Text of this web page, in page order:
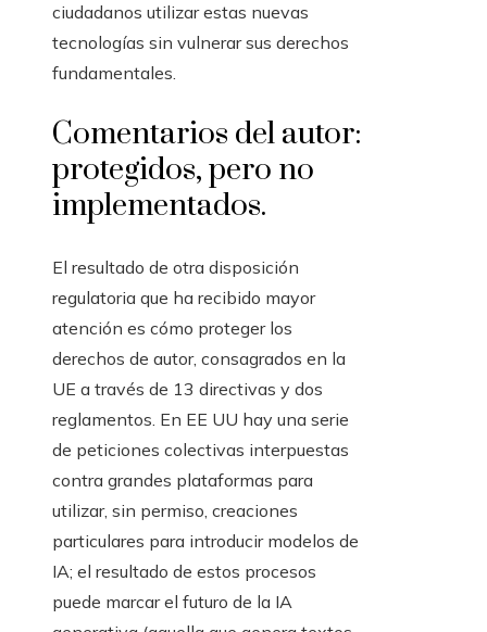
ciudadanos utilizar estas nuevas
tecnologías sin vulnerar sus derechos
fundamentales.
Comentarios del autor:
protegidos, pero no
implementados.
El resultado de otra disposición
regulatoria que ha recibido mayor
atención es cómo proteger los
derechos de autor, consagrados en la
UE a través de 13 directivas y dos
reglamentos. En EE UU hay una serie
de peticiones colectivas interpuestas
contra grandes plataformas para
utilizar, sin permiso, creaciones
particulares para introducir modelos de
IA; el resultado de estos procesos
puede marcar el futuro de la IA